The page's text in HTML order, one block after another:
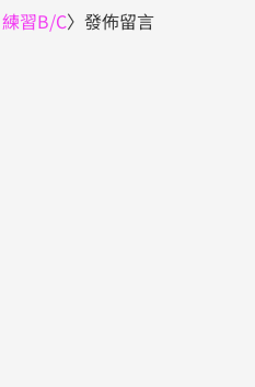
習B/C〉發佈留言